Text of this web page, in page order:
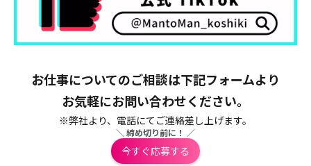
お仕事についてのご相談は下記フォームより
お気軽にお問い合わせください。
※弊社より、電話にてご連絡差し上げます。
＼ 締め切り前に！ ／
今すぐ応募する